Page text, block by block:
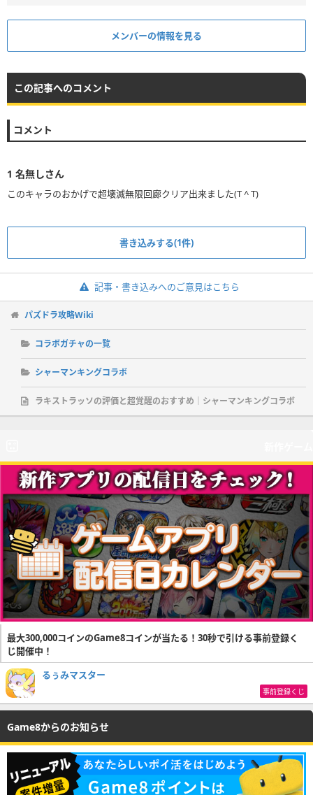
メンバーの情報を見る
この記事へのコメント
コメント
1 名無しさん
このキャラのおかげで超壊滅無限回廊クリア出来ました(T ^ T)
書き込みする(1件)
記事・書き込みへのご意見はこちら
パズドラ攻略Wiki
コラボガチャの一覧
シャーマンキングコラボ
ラキストラッソの評価と超覚醒のおすすめ｜シャーマンキングコラボ
最大300,000コインのGame8コインが当たる！30秒で引ける事前登録く
じ開催中！
るぅみマスター
事前登録くじ
Game8からのお知らせ